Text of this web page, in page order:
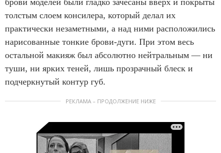
брови моделей были гладко зачесаны вверх и покрыты
толстым слоем консилера, который делал их
практически незаметными, а над ними расположились
нарисованные тонкие брови-дуги. При этом весь
остальной макияж был абсолютно нейтральным — ни
туши, ни ярких теней, лишь прозрачный блеск и
подчеркнутый контур губ.
РЕКЛАМА – ПРОДОЛЖЕНИЕ НИЖЕ